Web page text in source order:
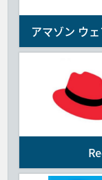
アマゾン ウ